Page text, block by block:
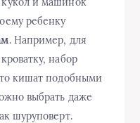
ребенку
. Например, для
набор
кишат подобными
выбрать даже
шуруповерт.